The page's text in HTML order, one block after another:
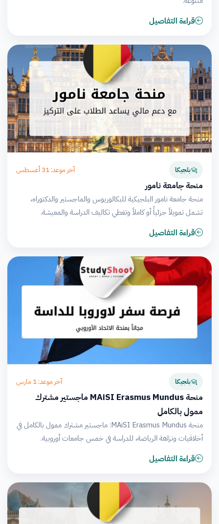
قراءة التفاصيل
بلجيكا آخر موعد: 31 أغسطس
منحة جامعة نامور
منحة جامعة نامور البلجيكية للبكالوريوس والماجستير والدكتوراه،
تشمل تمويلاً جزئياً أو كاملاً وتغطي تكاليف الدراسة والمعيشة.
قراءة التفاصيل
بلجيكا آخر موعد: 1 مارس
منحة MAiSI Erasmus Mundus ماجستير مشترك
ممول بالكامل
منحة MAiSI Erasmus Mundus: ماجستير مشترك ممول بالكامل في
أخلاقيات ونزاهة الرياضة، للدراسة في خمس جامعات أوروبية.
قراءة التفاصيل